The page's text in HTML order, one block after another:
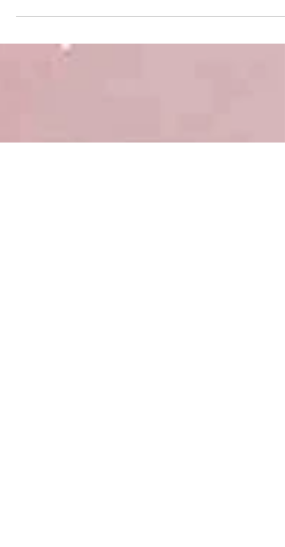
os 60+ grupos de K-pop
formados em survival